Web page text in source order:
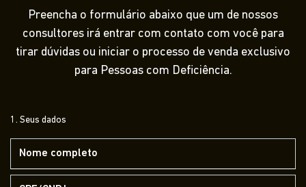
Preencha o formulário abaixo que um de nossos
consultores irá entrar com contato com você para
tirar dúvidas ou iniciar o processo de venda exclusivo
para Pessoas com Deficiência.
1. Seus dados